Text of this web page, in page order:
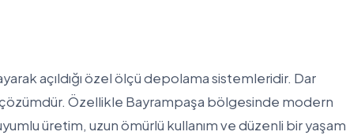
açıldığı özel ölçü depolama sistemleridir. Dar
Özellikle Bayrampaşa bölgesinde modern
üretim, uzun ömürlü kullanım ve düzenli bir yaşam